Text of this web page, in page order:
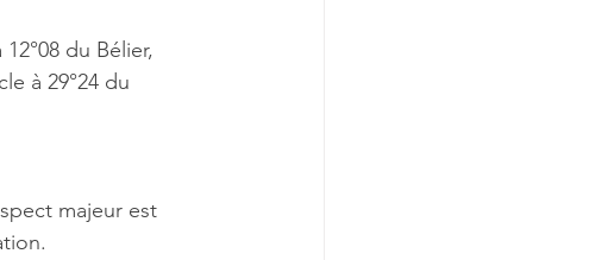
du Bélier,
à 29°24 du
majeur est